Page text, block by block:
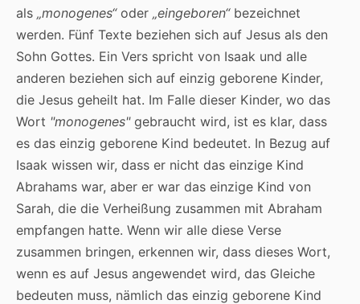
als „monogenes“oder „eingeboren“bezeichnet
werden. Fünf Texte beziehen sich auf Jesus als den
Sohn Gottes. Ein Vers spricht von Isaak und alle
anderen beziehen sich auf einzig geborene Kinder,
die Jesus geheilt hat. Im Falle dieser Kinder, wo das
Wort "monogenes"gebraucht wird, ist es klar, dass
es das einzig geborene Kind bedeutet. In Bezug auf
Isaak wissen wir, dass er nicht das einzige Kind
Abrahams war, aber er war das einzige Kind von
Sarah, die die Verheißung zusammen mit Abraham
empfangen hatte. Wenn wir alle diese Verse
zusammen bringen, erkennen wir, dass dieses Wort,
wenn es auf Jesus angewendet wird, das Gleiche
bedeuten muss, nämlich das einzig geborene Kind